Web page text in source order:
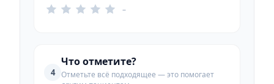
–
4
Что отметите?
Отметьте всё подходящее — это помогает